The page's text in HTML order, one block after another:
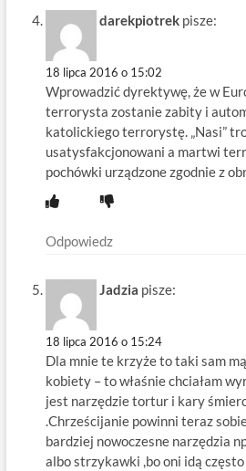
darekpiotrek pisze:
18 lipca 2016 o 15:02
Wprowadzić dyrektywę, że w
terrorysta zostanie zabity i
katolickiego terrorystę. „Nasi”
usatysfakcjonowani a martwi
pochówki urządzone zgodnie z
Odpowiedz
Jadzia pisze:
18 lipca 2016 o 15:24
Dla mnie te krzyże to taki sam
kobiety – to właśnie chciałam
jest narzędzie tortur i kary
.Chrześcijanie powinni teraz
bardziej nowoczesne narzędzia
albo strzykawki ,bo oni idą często